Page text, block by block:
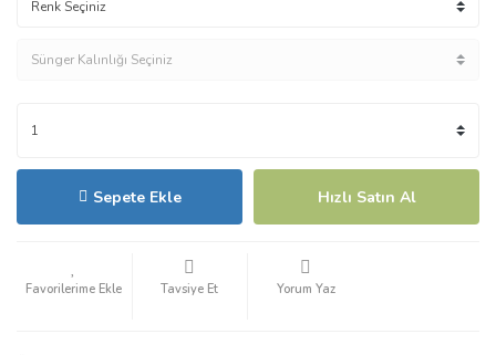
Sepete Ekle Hızlı Satın Al
Tavsiye Et Yorum Yaz